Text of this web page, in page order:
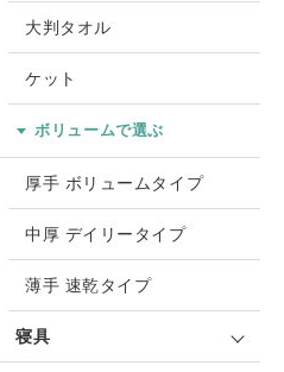
大判タオル
ケット
ボリュームで選ぶ
厚手 ボリュームタイプ
中厚 デイリータイプ
薄手 速乾タイプ
寝具